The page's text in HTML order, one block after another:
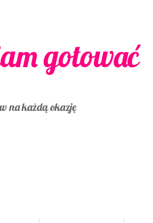
gotować
na każdą okazję